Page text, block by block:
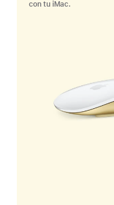
con tu iMac.